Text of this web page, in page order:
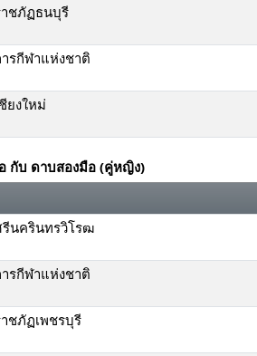
ชภัฏธนบุรี
รกีฬาแห่งชาติ
ยงใหม่
กับ ดาบสองมือ (คู่หญิง)
นครินทรวิโรฒ
รกีฬาแห่งชาติ
ชภัฏเพชรบุรี